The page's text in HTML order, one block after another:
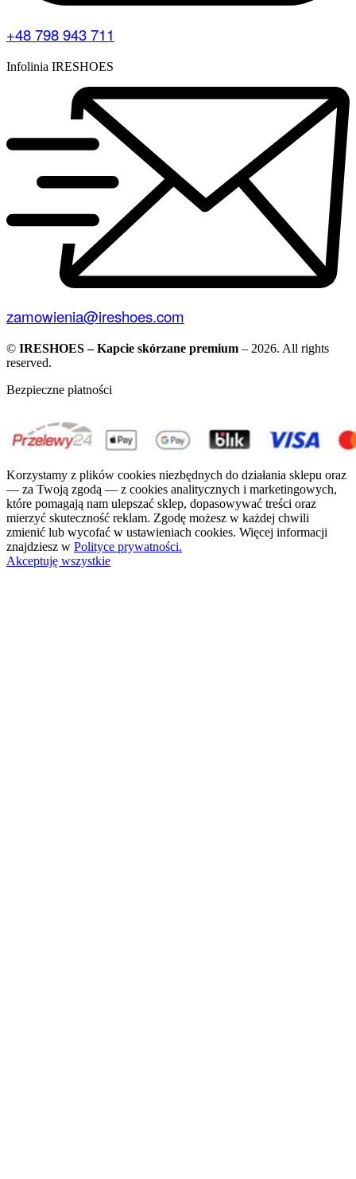
+48 798 943 711
Infolinia IRESHOES
zamowienia@ireshoes.com
© IRESHOES – Kapcie skórzane premium – 2026. All rights
reserved.
Bezpieczne płatności
Korzystamy z plików cookies niezbędnych do działania sklepu oraz
— za Twoją zgodą — z cookies analitycznych i marketingowych,
które pomagają nam ulepszać sklep, dopasowywać treści oraz
mierzyć skuteczność reklam. Zgodę możesz w każdej chwili
zmienić lub wycofać w ustawieniach cookies. Więcej informacji
znajdziesz w Polityce prywatności.
Akceptuję wszystkie